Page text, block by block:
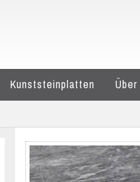
Kunststeinplatten Über